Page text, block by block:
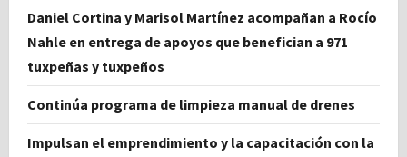
Daniel Cortina y Marisol Martínez acompañan a Rocío
Nahle en entrega de apoyos que benefician a 971
tuxpeñas y tuxpeños
Continúa programa de limpieza manual de drenes
Impulsan el emprendimiento y la capacitación con la